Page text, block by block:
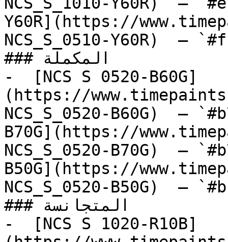
Y60R](https://
NCS_S_0510-Y60R)  —
### المكملة
-  [NCS S 0520-B60G]
(https://
NCS_S_0520-B60G)  —
B70G](https://
NCS_S_0520-B70G)  —
B50G](https://
NCS_S_0520-B50G)  —
### المتجانسة
-  [NCS S 1020-R10B]